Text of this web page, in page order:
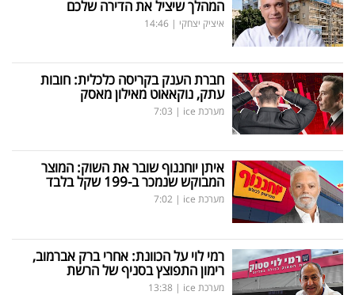
פרסמו
באייס
עקבו
אחרינו:
המהלך שיציל את הדירה שלכם
איציק יצחקי |
14:46
חברת הענק בקריסה כלכלית: חובות
עתק, נוקאאוט מאילון מאסק
מערכת ice |
7:03
איתן יוחננוף שובר את השוק: המוצר
המבוקש שנמכר ב-199 שקל בלבד
מערכת ice |
7:02
רמי לוי על הכוונת: אחרי ברק אברמוב,
רימון התפוצץ בסניף של הרשת
מערכת ice |
13:38